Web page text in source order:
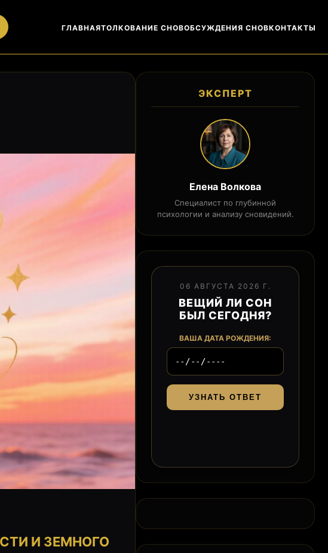
ГЛАВНАЯТОЛКОВАНИЕ СНОВОБСУЖДЕНИЯ СНОВКОНТАКТЫ
И ЗЕМНОГО
ЭКСПЕРТ
Елена Волкова
Специалист по глубинной
психологии и анализу сновидений.
06 АВГУСТА 2026 Г.
ВЕЩИЙ ЛИ СОН
БЫЛ СЕГОДНЯ?
ВАША ДАТА РОЖДЕНИЯ:
УЗНАТЬ ОТВЕТ